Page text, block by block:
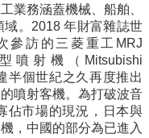
業務涵蓋機械、船舶、
。2018 年財富雜誌世
參訪的三菱重工MRJ
噴射機（Mitsubishi
半個世紀之久再度推出
噴射客機。為打破波音
佔市場的現況，日本與
，中國的部分為已進入